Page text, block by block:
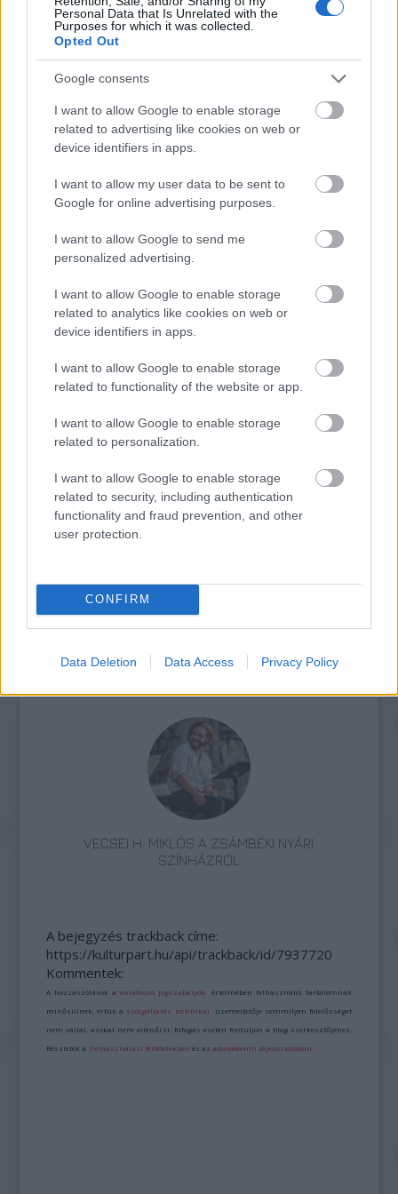
Personal Data that Is Unrelated with the
Purposes for which it was collected.
Opted Out
Google consents
I want to allow Google to enable storage
related to advertising like cookies on web or
device identifiers in apps.
I want to allow my user data to be sent to
Google for online advertising purposes.
I want to allow Google to send me
personalized advertising.
I want to allow Google to enable storage
related to analytics like cookies on web or
device identifiers in apps.
I want to allow Google to enable storage
related to functionality of the website or app.
I want to allow Google to enable storage
related to personalization.
I want to allow Google to enable storage
related to security, including authentication
functionality and fraud prevention, and other
user protection.
CONFIRM
Data Deletion Data Access Privacy Policy
fajnév az olasz Antonio Raimondinak állít
emléket, aki bálnakövületeket tárt fel
Peruban.
paleontológusok más squalodelphinidae-
maradványokra is bukkanhatnak errefelé –
mondja Giovanni Bianucci, a vizsgálat
társszerzője.
folyóirat közölte.
Peru Paleontológia Lavór Felfedezés
SZAVAKKAL FESTENI
VECSEI H. MIKLÓS A ZSÁMBÉKI NYÁRI
SZÍNHÁZRÓL
A bejegyzés trackback címe:
https://kulturpart.hu/api/trackback/id/7937720
Kommentek:
A hozzászólások avonatkozó jogszabályok értelmében felhasználói tartalomnak
minősülnek, értük a szolgáltatás technikai üzemeltetője semmilyen felelősséget
nem vállal, azokat nem ellenőrzi. Kifogás esetén forduljon a blog szerkesztőjéhez.
Részletek a Felhasználási feltételekben és azadatvédelmi tájékoztatóban